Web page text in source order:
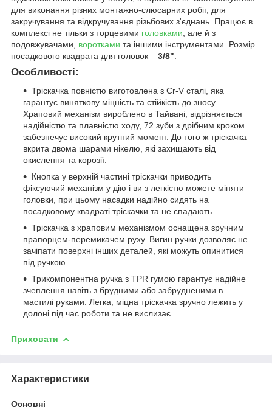
для виконання різних монтажно-слюсарних робіт, для
закручування та відкручування різьбових з'єднань. Працює в
комплексі не тільки з торцевими головками , але й з
подовжувачами, воротками та іншими інструментами. Розмір
посадкового квадрата для головок – 3/8"
Особливості:
Тріскачка повністю виготовлена з Сr-V сталі, яка
гарантує виняткову міцність та стійкість до зносу.
Храповий механізм вироблено в Тайвані, відрізняється
надійністю та плавністю ходу, 72 зуби з дрібним кроком
забезпечує високий крутний момент. До того ж тріскачка
вкрита двома шарами нікелю, які захищають від
окислення та корозії.
Кнопка у верхній частині тріскачки приводить
фіксуючий механізм у дію і ви з легкістю можете міняти
головки, при цьому насадки надійно сидять на
посадковому квадраті тріскачки та не спадають.
Тріскачка з храповим механізмом оснащена зручним
прапорцем-перемикачем руху. Вигин ручки дозволяє не
зачіпати поверхні інших деталей, які можуть опинитися
під ручкою.
Трикомпонентна ручка з TPR гумою гарантує надійне
зчеплення навіть з брудними або забрудненими в
мастилі руками. Легка, міцна тріскачка зручно лежить у
долоні під час роботи та не вислизає.
Приховати
Характеристики
Основні